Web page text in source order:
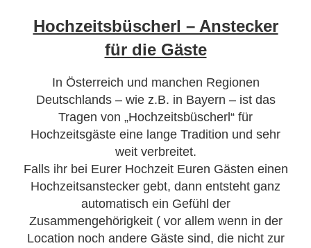
Hochzeitsbüscherl – Anstecker
für die Gäste
In Österreich und manchen Regionen
Deutschlands – wie z.B. in Bayern – ist das
Tragen von „Hochzeitsbüscherl“ für
Hochzeitsgäste eine lange Tradition und sehr
weit verbreitet.
Falls ihr bei Eurer Hochzeit Euren Gästen einen
Hochzeitsanstecker gebt, dann entsteht ganz
automatisch ein Gefühl der
Zusammengehörigkeit ( vor allem wenn in der
Location noch andere Gäste sind, die nicht zur